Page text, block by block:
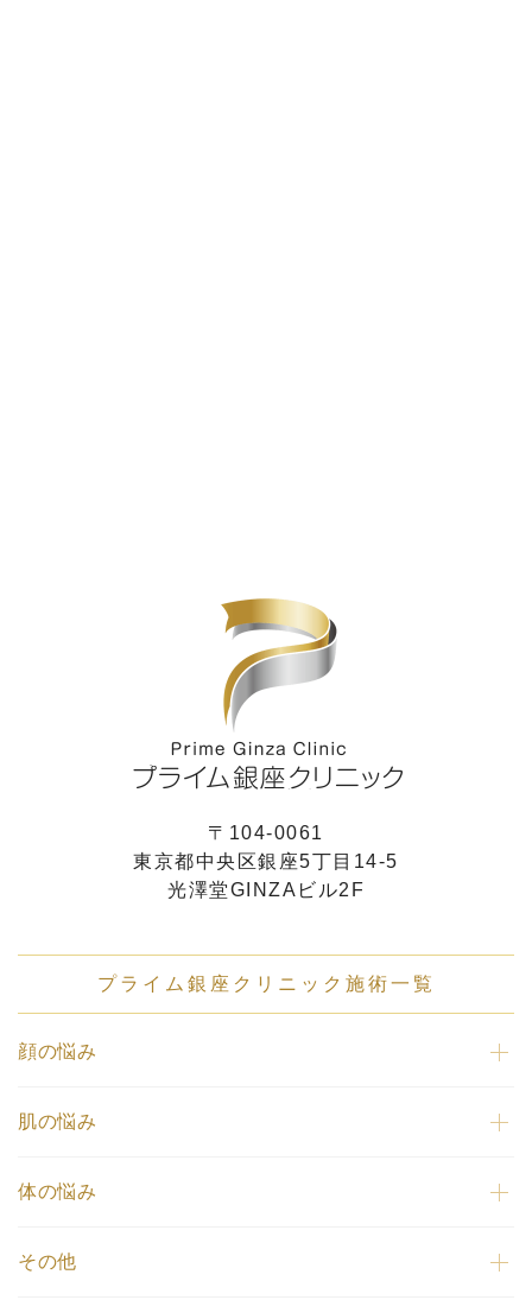
〒104-0061
東京都中央区銀座5丁目14-5
光澤堂GINZAビル2F
プライム銀座クリニック施術一覧
顔の悩み
肌の悩み
体の悩み
その他